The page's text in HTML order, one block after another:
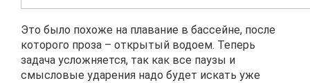
Это было похоже на плавание в бассейне, после
которого проза – открытый водоем. Теперь
задача усложняется, так как все паузы и
смысловые ударения надо будет искать уже